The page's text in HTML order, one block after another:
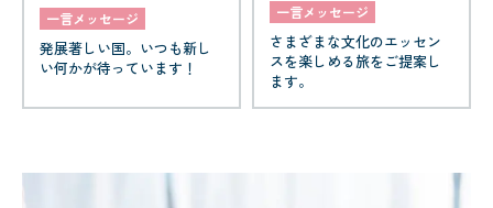
一言メッセージ
発展著しい国。いつも新し
い何かが待っています！
一言メッセージ
さまざまな文化のエッセン
スを楽しめる旅をご提案し
ます。